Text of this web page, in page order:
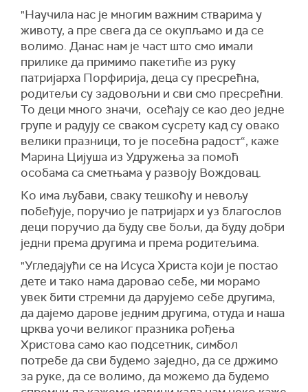
"Научила нас је многим важним стварима у
животу, а пре свега да се окупљамо и да се
волимо. Данас нам је част што смо имали
прилике да примимо пакетиће из руку
патријарха Порфирија, деца су пресрећна,
родитељи су задовољни и сви смо пресрећни.
То деци много значи, осећају се као део једне
групе и радују се сваком сусрету кад су овако
велики празници, то је посебна радост“, каже
Марина Цијуша из Удружења за помоћ
особама са сметњама у развоју Вождовац.
Ко има љубави, сваку тешкоћу и невољу
побеђује, поручио је патријарх и уз благослов
деци поручио да буду све бољи, да буду добри
једни према другима и према родитељима.
"Угледајући се на Исуса Христа који је постао
дете и тако нама даровао себе, ми морамо
увек бити стремни да дарујемо себе другима,
да дајемо дарове једним другима, отуда и наша
црква уочи великог празника рођења
Христова само као подсетник, симбол
потребе да сви будемо заједно, да се држимо
за руке, да се волимо, да можемо да будемо